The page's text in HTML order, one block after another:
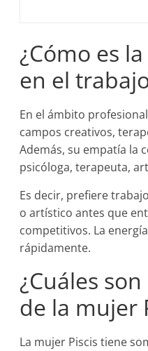
¿Cómo es
en el
En el ámbito
campos creativos,
Además, su empatía la
psicóloga, terapeuta,
Es decir, prefiere
o artístico antes que
competitivos. La
rápidamente.
¿Cuáles
de la mujer
La mujer Piscis tiene